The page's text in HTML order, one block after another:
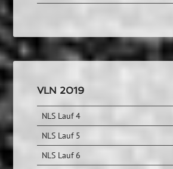
VLN 2019
NLS Lauf 4
NLS Lauf 5
NLS Lauf 6